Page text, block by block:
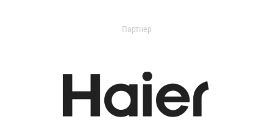
Партнер